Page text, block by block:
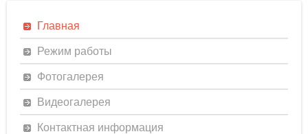
Главная
Режим работы
Фотогалерея
Видеогалерея
Контактная информация